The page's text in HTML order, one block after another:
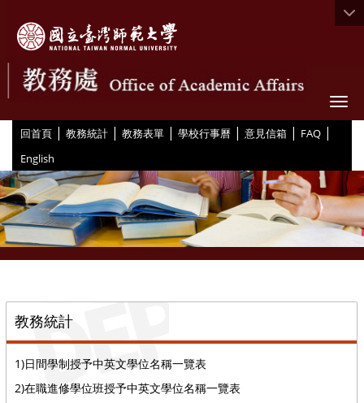
回首頁 | 教務統計 | 教務表單 | 學校行事曆 | 意見信箱 | FAQ |
English
教務統計
1)日間學制授予中英文學位名稱一覽表
2)在職進修學位班授予中英文學位名稱一覽表